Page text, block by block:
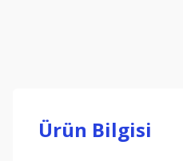
Ürün Bilgisi